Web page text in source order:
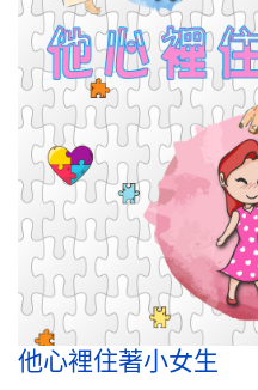
他心裡住著小女生